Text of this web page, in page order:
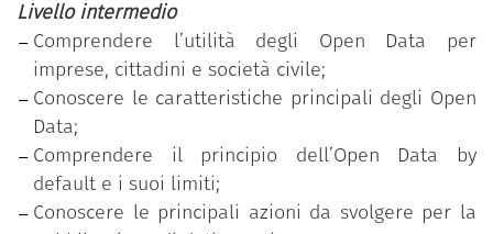
“Conoscere gli Open Data”è una delle 11
competenze previste nel programma
digitali per la PA”.
Il dipendente pubblico che ha conseguito il Badge
ha partecipato al percorso formativo personalizzato
in funzione della rilevazione dell’effettivo
fabbisogno di competenze individuale ed ha
Livello intermedio
Comprendere l’utilità degli Open Data per
imprese, cittadini e società civile;
Conoscere le caratteristiche principali degli Open
Data;
Comprendere il principio dell’Open Data by
default e i suoi limiti;
Conoscere le principali azioni da svolgere per la